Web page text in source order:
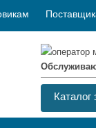
Каталог